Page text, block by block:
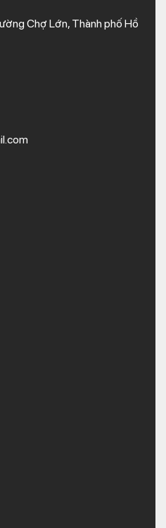
Chợ Lớn, Thành phố Hồ